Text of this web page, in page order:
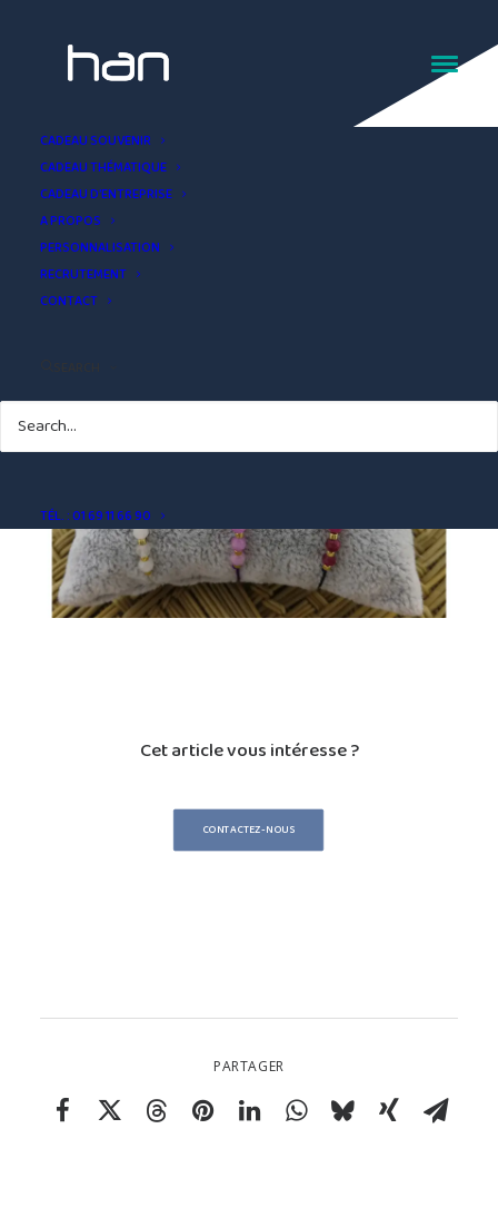
CADEAU SOUVENIR
CADEAU THÉMATIQUE
CADEAU D’ENTREPRISE
A PROPOS
PERSONNALISATION
RECRUTEMENT
CONTACT
TÉL. : 01 69 11 66 90
Bijou bracelet flocon
Cet article vous intéresse ?
CONTACTEZ-NOUS
PARTAGER